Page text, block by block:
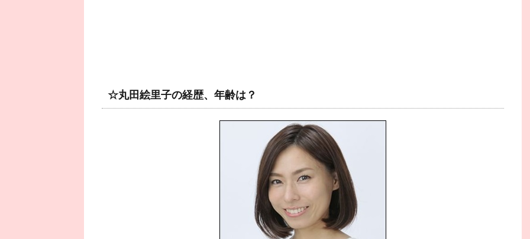
☆丸田絵里子の経歴、年齢は？